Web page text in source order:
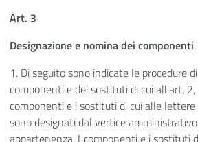
Art. 3
Designazione e nomina dei componenti
1. Di seguito sono indicate le procedure
componenti e dei sostituti di cui all'art. 2,
componenti e i sostituti di cui alle lettere
sono designati dal vertice
appartenenza. I componenti e i sostituti